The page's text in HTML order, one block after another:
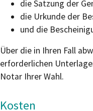
die Satzung der
die Urkunde der
und die
Über die in Ihren Fall
erforderlichen
Notar Ihrer Wahl.
Kosten